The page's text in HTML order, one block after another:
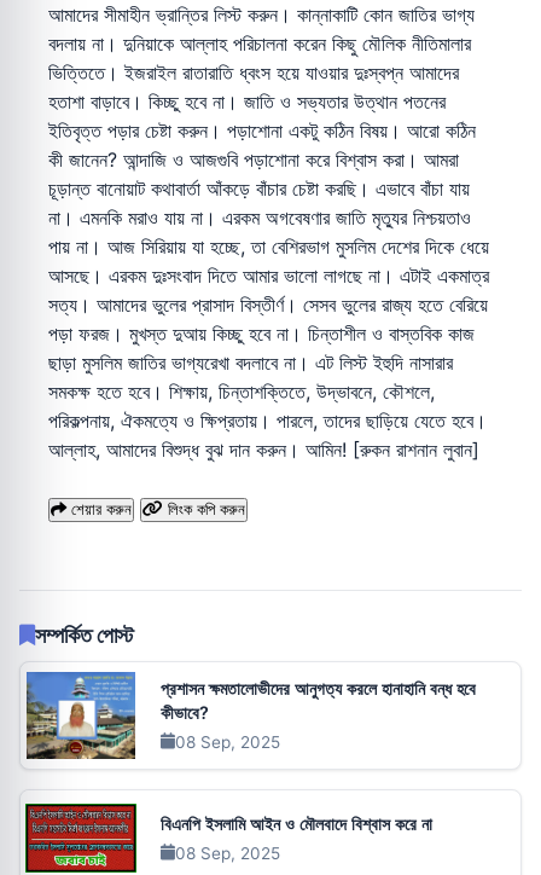
আমাদের সীমাহীন ভ্রান্তির লিস্ট করুন। কান্নাকাটি কোন জাতির ভাগ্য
বদলায় না। দুনিয়াকে আল্লাহ পরিচালনা করেন কিছু মৌলিক নীতিমালার
ভিত্তিতে। ইজরাইল রাতারাতি ধ্বংস হয়ে যাওয়ার দুঃস্বপ্ন আমাদের
হতাশা বাড়াবে। কিচ্ছু হবে না। জাতি ও সভ্যতার উত্থান পতনের
ইতিবৃত্ত পড়ার চেষ্টা করুন। পড়াশোনা একটু কঠিন বিষয়। আরো কঠিন
কী জানেন? আন্দাজি ও আজগুবি পড়াশোনা করে বিশ্বাস করা। আমরা
চূড়ান্ত বানোয়াট কথাবার্তা আঁকড়ে বাঁচার চেষ্টা করছি। এভাবে বাঁচা যায়
না। এমনকি মরাও যায় না। এরকম অগবেষণার জাতি মৃত্যুর নিশ্চয়তাও
পায় না। আজ সিরিয়ায় যা হচ্ছে, তা বেশিরভাগ মুসলিম দেশের দিকে ধেয়ে
আসছে। এরকম দুঃসংবাদ দিতে আমার ভালো লাগছে না। এটাই একমাত্র
সত্য। আমাদের ভুলের প্রাসাদ বিস্তীর্ণ। সেসব ভুলের রাজ্য হতে বেরিয়ে
পড়া ফরজ। মুখস্ত দুআয় কিচ্ছু হবে না। চিন্তাশীল ও বাস্তবিক কাজ
ছাড়া মুসলিম জাতির ভাগ্যরেখা বদলাবে না। এট লিস্ট ইহুদি নাসারার
সমকক্ষ হতে হবে। শিক্ষায়, চিন্তাশক্তিতে, উদ্ভাবনে, কৌশলে,
পরিকল্পনায়, ঐকমত্যে ও ক্ষিপ্রতায়। পারলে, তাদের ছাড়িয়ে যেতে হবে।
আল্লাহ, আমাদের বিশুদ্ধ বুঝ দান করুন। আমিন! [রুকন রাশনান লুবান]
শেয়ার করুন লিংক কপি করুন
সম্পর্কিত পোস্ট
প্রশাসন ক্ষমতালোভীদের আনুগত্য করলে হানাহানি বন্ধ হবে
কীভাবে?
08 Sep, 2025
বিএনপি ইসলামি আইন ও মৌলবাদে বিশ্বাস করে না
08 Sep, 2025